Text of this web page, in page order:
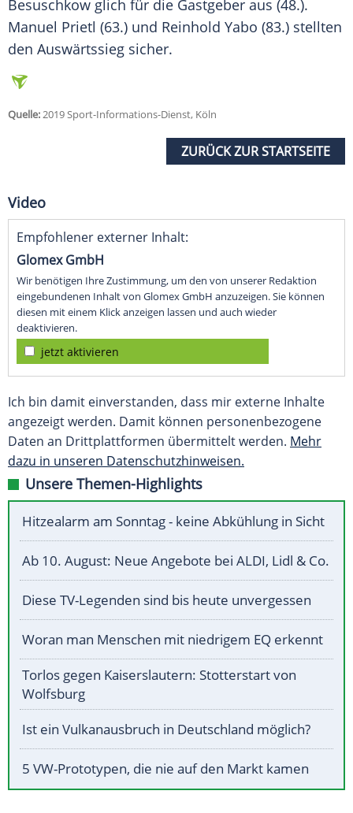
Besuschkow glich für die Gastgeber aus (48.).
Manuel Prietl (63.) und Reinhold Yabo (83.) stellten
den Auswärtssieg sicher.
Quelle:2019 Sport-Informations-Dienst, Köln
ZURÜCK ZUR STARTSEITE
Video
Empfohlener externer Inhalt:
Glomex GmbH
Wir benötigen Ihre Zustimmung, um den von unserer Redaktion
eingebundenen Inhalt von Glomex GmbH anzuzeigen. Sie können
diesen mit einem Klick anzeigen lassen und auch wieder
deaktivieren.
jetzt aktivieren
Ich bin damit einverstanden, dass mir externe Inhalte
angezeigt werden. Damit können personenbezogene
Daten an Drittplattformen übermittelt werden. Mehr
dazu in unseren Datenschutzhinweisen.
Unsere Themen-Highlights
Hitzealarm am Sonntag - keine Abkühlung in Sicht
Ab 10. August: Neue Angebote bei ALDI, Lidl & Co.
Diese TV-Legenden sind bis heute unvergessen
Woran man Menschen mit niedrigem EQ erkennt
Torlos gegen Kaiserslautern: Stotterstart von
Wolfsburg
Ist ein Vulkanausbruch in Deutschland möglich?
5 VW-Prototypen, die nie auf den Markt kamen